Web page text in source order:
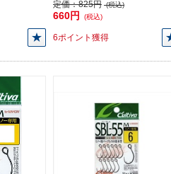
定価：825円 (税込)
660円 (税込)
6ポイント獲得